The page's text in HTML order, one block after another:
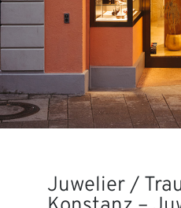
Juwelier /